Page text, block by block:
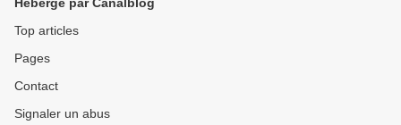
Top articles
Pages
Contact
Signaler un abus